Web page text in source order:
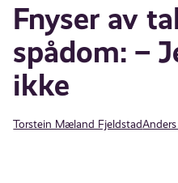
Fnyser av
spådom: –
ikke
Torstein Mæland Fjeldstad